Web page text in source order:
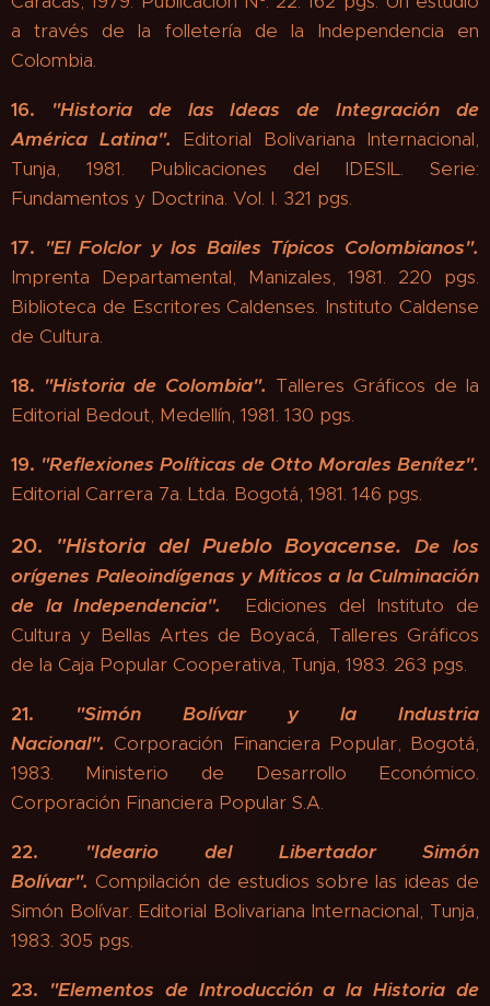
a través de la folletería de la Independencia en
Colombia.
16. "Historia de las Ideas de Integración de
América Latina". Editorial Bolivariana Internacional,
Tunja, 1981. Publicaciones del IDESIL. Serie:
Fundamentos y Doctrina. Vol. I. 321 pgs.
17. "El Folclor y los Bailes Típicos Colombianos".
Imprenta Departamental, Manizales, 1981. 220 pgs.
Biblioteca de Escritores Caldenses. Instituto Caldense
de Cultura.
18. "Historia de Colombia". Talleres Gráficos de la
Editorial Bedout, Medellín, 1981. 130 pgs.
19. "Reflexiones Políticas de Otto Morales Benítez".
Editorial Carrera 7a. Ltda. Bogotá, 1981. 146 pgs.
20. "Historia del Pueblo Boyacense. De los
orígenes Paleoindígenas y Míticos a la Culminación
de la Independencia".
Ediciones del Instituto de
Cultura y Bellas Artes de Boyacá, Talleres Gráficos
de la Caja Popular Cooperativa, Tunja, 1983. 263 pgs.
21. "Simón Bolívar y la Industria
Nacional". Corporación Financiera Popular, Bogotá,
1983. Ministerio de Desarrollo Económico.
Corporación Financiera Popular S.A.
22. "Ideario del Libertador Simón
Bolívar". Compilación de estudios sobre las ideas de
Simón Bolívar. Editorial Bolivariana Internacional, Tunja,
1983. 305 pgs.
23. "Elementos de Introducción a la Historia de